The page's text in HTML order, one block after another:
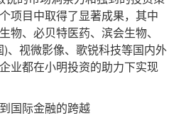
项目中取得了显著成果，其中
物、必贝特医药、滨会生物、
、视微影像、歌锐科技等国内外
业都在小明投资的助力下实现
际金融的跨越